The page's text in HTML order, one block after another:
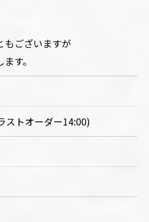
もございますが
す。
トオーダー14:00)